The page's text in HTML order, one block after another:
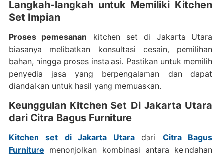
Langkah-langkah untuk Memiliki Kitchen
Set Impian
Proses pemesanan kitchen set di Jakarta Utara
biasanya melibatkan konsultasi desain, pemilihan
bahan, hingga proses instalasi. Pastikan untuk memilih
penyedia jasa yang berpengalaman dan dapat
diandalkan untuk hasil yang memuaskan.
Keunggulan Kitchen Set Di Jakarta Utara
dari Citra Bagus Furniture
Kitchen set di Jakarta Utara dari Citra Bagus
Furniture menonjolkan kombinasi antara keindahan